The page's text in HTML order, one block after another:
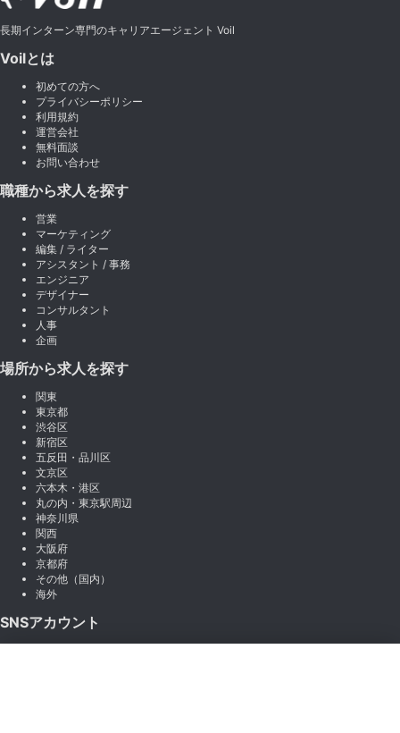
長期インターン専門のキャリアエージェント Voil
Voilとは
初めての方へ
プライバシーポリシー
利用規約
運営会社
無料面談
お問い合わせ
職種から求人を探す
営業
マーケティング
編集 / ライター
アシスタント / 事務
エンジニア
デザイナー
コンサルタント
人事
企画
場所から求人を探す
関東
東京都
渋谷区
新宿区
五反田・品川区
文京区
六本木・港区
丸の内・東京駅周辺
神奈川県
関西
大阪府
京都府
その他（国内）
海外
SNSアカウント